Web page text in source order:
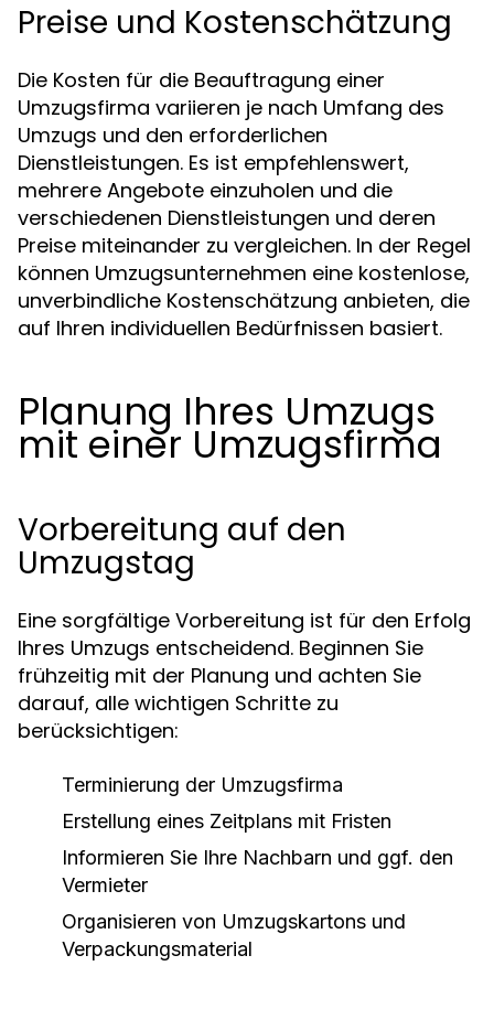
Preise und Kostenschätzung
Die Kosten für die Beauftragung einer
Umzugsfirma variieren je nach Umfang des
Umzugs und den erforderlichen
Dienstleistungen. Es ist empfehlenswert,
mehrere Angebote einzuholen und die
verschiedenen Dienstleistungen und deren
Preise miteinander zu vergleichen. In der Regel
können Umzugsunternehmen eine kostenlose,
unverbindliche Kostenschätzung anbieten, die
auf Ihren individuellen Bedürfnissen basiert.
Planung Ihres Umzugs
mit einer Umzugsfirma
Vorbereitung auf den
Umzugstag
Eine sorgfältige Vorbereitung ist für den Erfolg
Ihres Umzugs entscheidend. Beginnen Sie
frühzeitig mit der Planung und achten Sie
darauf, alle wichtigen Schritte zu
berücksichtigen:
Terminierung der Umzugsfirma
Erstellung eines Zeitplans mit Fristen
Informieren Sie Ihre Nachbarn und ggf. den
Vermieter
Organisieren von Umzugskartons und
Verpackungsmaterial